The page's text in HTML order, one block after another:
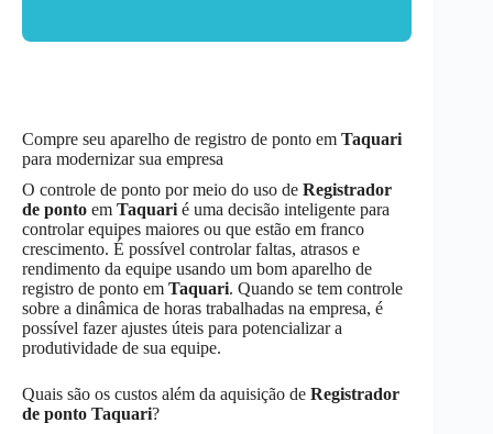
Compre seu aparelho de registro de ponto em Taquari
para modernizar sua empresa
O controle de ponto por meio do uso de Registrador
de ponto em Taquari é uma decisão inteligente para
controlar equipes maiores ou que estão em franco
crescimento. É possível controlar faltas, atrasos e
rendimento da equipe usando um bom aparelho de
registro de ponto em Taquari. Quando se tem controle
sobre a dinâmica de horas trabalhadas na empresa, é
possível fazer ajustes úteis para potencializar a
produtividade de sua equipe.
Quais são os custos além da aquisição de Registrador
de ponto Taquari?